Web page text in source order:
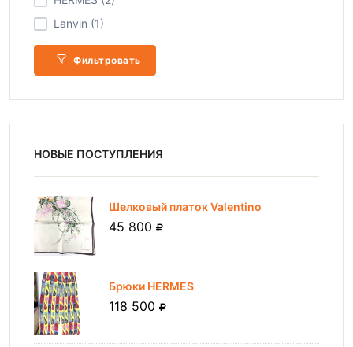
Lanvin (1)
Фильтровать
НОВЫЕ ПОСТУПЛЕНИЯ
Шелковый платок Valentino
45 800
Брюки HERMES
118 500